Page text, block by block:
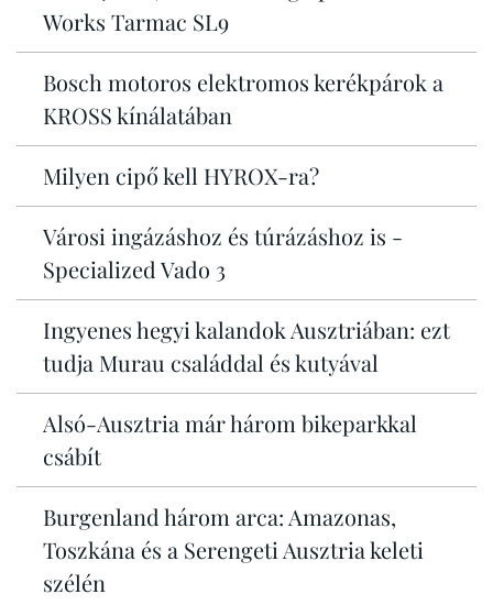
Works Tarmac SL9
Bosch motoros elektromos kerékpárok a
KROSS kínálatában
Milyen cipő kell HYROX-ra?
Városi ingázáshoz és túrázáshoz is -
Specialized Vado 3
Ingyenes hegyi kalandok Ausztriában: ezt
tudja Murau családdal és kutyával
Alsó-Ausztria már három bikeparkkal
csábít
Burgenland három arca: Amazonas,
Toszkána és a Serengeti Ausztria keleti
szélén